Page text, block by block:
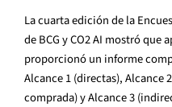
La cuarta edición de la
de BCG y CO2 AI mostró que
proporcionó un informe
Alcance 1 (directas), Alcance
comprada) y Alcance 3